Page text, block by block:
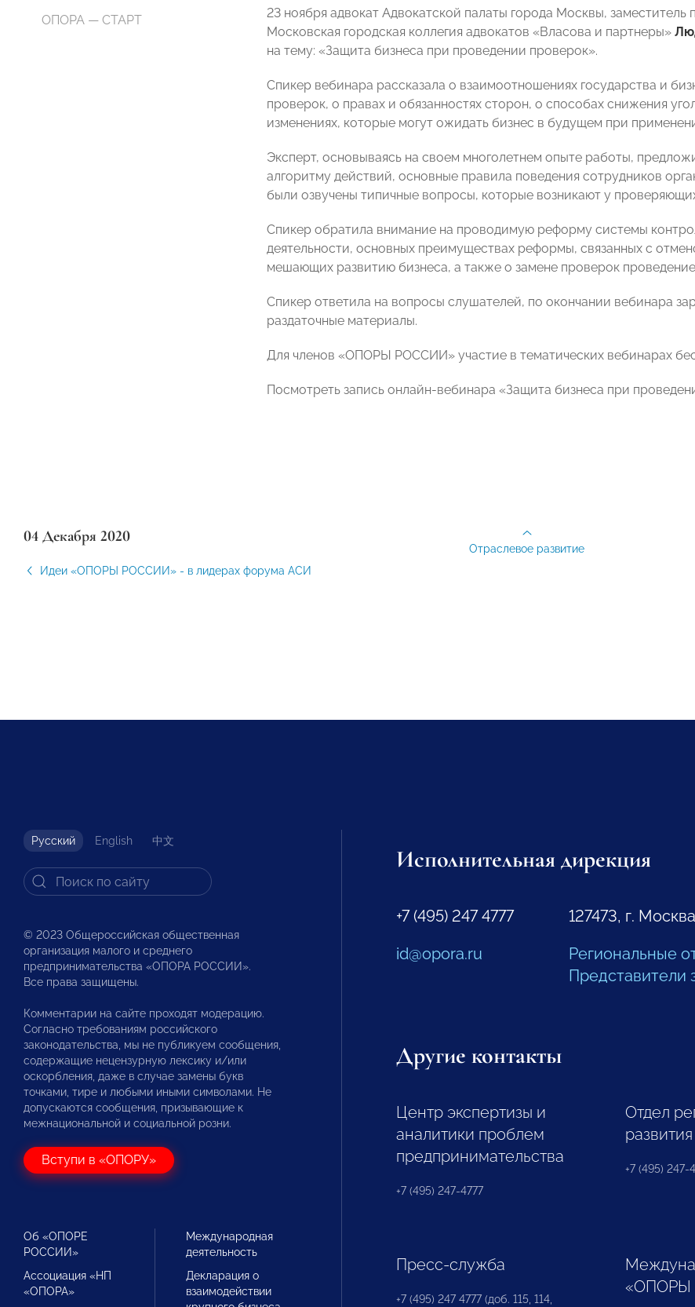
ОПОРА — СТАРТ
23 ноября адвокат Адвокатской палаты города Москвы, заместитель
Московская городская коллегия адвокатов «Власова и партнеры»
на тему: «Защита бизнеса при проведении проверок».
Спикер вебинара рассказала о взаимоотношениях государства и
проверок, о правах и обязанностях сторон, о способах снижения
изменениях, которые могут ожидать бизнес в будущем при
Эксперт, основываясь на своем многолетнем опыте работы,
алгоритму действий, основные правила поведения сотрудников
были озвучены типичные вопросы, которые возникают у
Спикер обратила внимание на проводимую реформу системы
деятельности, основных преимуществах реформы, связанных с
мешающих развитию бизнеса, а также о замене проверок
Спикер ответила на вопросы слушателей, по окончании вебинара
раздаточные материалы.
Для членов «ОПОРЫ РОССИИ» участие в тематических вебинарах
Посмотреть запись онлайн-вебинара «Защита бизнеса при
04 Декабря 2020
Идеи «ОПОРЫ РОССИИ» - в лидерах форума АСИ
Отраслевое развитие
Русский English 中文
© 2023 Общероссийская общественная
организация малого и среднего
предпринимательства «ОПОРА РОССИИ».
Все права защищены.
Комментарии на сайте проходят модерацию.
Согласно требованиям российского
законодательства, мы не публикуем сообщения,
содержащие нецензурную лексику и/или
оскорбления, даже в случае замены букв
точками, тире и любыми иными символами. Не
допускаются сообщения, призывающие к
межнациональной и социальной розни.
Вступи в «ОПОРУ»
Об «ОПОРЕ
РОССИИ»
Ассоциация «НП
«ОПОРА»
Международная
деятельность
Декларация о
взаимодействии
Исполнительная дирекция
+7 (495) 247 4777
id@opora.ru
127473, г.
Региональные
Представители
Другие контакты
Центр экспертизы и
аналитики проблем
предпринимательства
+7 (495) 247-4777
Отдел
развития
+7 (495) 247-
Пресс-служба
+7 (495) 247 4777 (доб. 115, 114,
«ОПОРЫ